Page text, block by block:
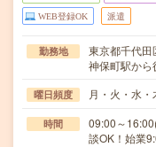
WEB登録OK 派遣
勤務地
東京都千代田
神保町駅か
曜日頻度 月・火・水
時間
09:00～
談OK！始業